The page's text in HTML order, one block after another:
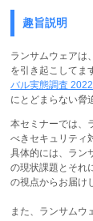
趣旨説明
ランサムウェアは
を引き起こしてま
バル実態調査
にとどまらない脅
本セミナーでは、
べきセキュリティ
具体的には、ラン
の現状課題とそれ
の視点からお届け
また、ランサムウ